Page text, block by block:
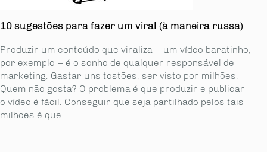
10 sugestões para fazer um viral (à maneira russa)
Produzir um conteúdo que viraliza – um vídeo baratinho,
por exemplo – é o sonho de qualquer responsável de
marketing. Gastar uns tostões, ser visto por milhões.
Quem não gosta? O problema é que produzir e publicar
o vídeo é fácil. Conseguir que seja partilhado pelos tais
milhões é que...